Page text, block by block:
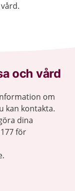
och vård
om
kan kontakta.
dina
för